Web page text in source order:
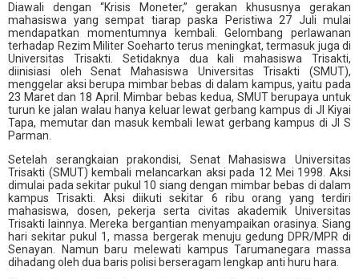
Diawali dengan “Krisis Moneter,” gerakan khususnya gerakan
mahasiswa yang sempat tiarap paska Peristiwa 27 Juli mulai
mendapatkan momentumnya kembali. Gelombang perlawanan
terhadap Rezim Militer Soeharto terus meningkat, termasuk juga di
Universitas Trisakti. Setidaknya dua kali mahasiswa Trisakti,
diinisiasi oleh Senat Mahasiswa Universitas Trisakti (SMUT),
menggelar aksi berupa mimbar bebas di dalam kampus, yaitu pada
23 Maret dan 18 April. Mimbar bebas kedua, SMUT berupaya untuk
turun ke jalan walau hanya keluar lewat gerbang kampus di Jl Kiyai
Tapa, memutar dan masuk kembali lewat gerbang kampus di Jl S
Parman.
Setelah serangkaian prakondisi, Senat Mahasiswa Universitas
Trisakti (SMUT) kembali melancarkan aksi pada 12 Mei 1998. Aksi
dimulai pada sekitar pukul 10 siang dengan mimbar bebas di dalam
kampus Trisakti. Aksi diikuti sekitar 6 ribu orang yang terdiri
mahasiswa, dosen, pekerja serta civitas akademik Universitas
Trisakti lainnya. Mereka bergantian menyampaikan orasinya. Siang
hari sekitar pukul 1, massa bergerak menuju gedung DPR/MPR di
Senayan. Namun baru melewati kampus Tarumanegara massa
dihadang oleh dua baris polisi berseragam lengkap anti huru hara.